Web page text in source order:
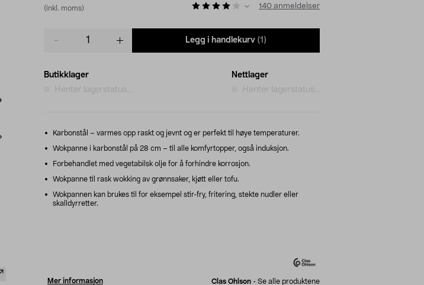
(inkl. moms) 140 anmeldelser
Legg i handlekurv (1)
Butikklager
Henter lagerstatus...
Nettlager
Henter lagerstatus...
Karbonstål – varmes opp raskt og jevnt og er perfekt til høye temperaturer.
Wokpanne i karbonstål på 28 cm – til alle komfyrtopper, også induksjon.
Forbehandlet med vegetabilsk olje for å forhindre korrosjon.
Wokpanne til rask wokking av grønnsaker, kjøtt eller tofu.
Wokpannen kan brukes til for eksempel stir-fry, fritering, stekte nudler eller
skalldyrretter.
Mer informasjon Clas Ohlson - Se alle produktene